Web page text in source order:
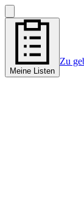
Meine Listen
Zu